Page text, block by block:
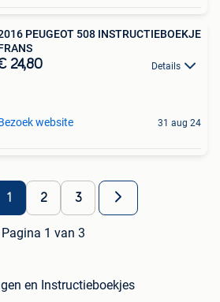
PEUGEOT 508 INSTRUCTIEBOEKJE
24,80 Details
website 31 aug 24
1 2 3
Pagina 1 van 3
en Instructieboekjes